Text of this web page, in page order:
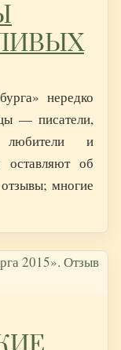
нередко
— писатели,
и
об
многие